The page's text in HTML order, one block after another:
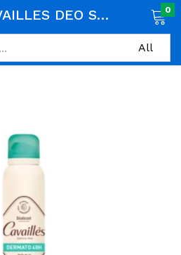
ROGE CAVAILLES DEO SOIN DERMATO SPRAY PEAUX SENSIBLES 150ML 0